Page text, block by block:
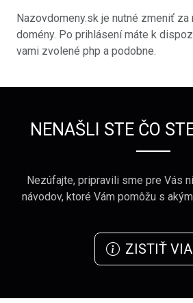
Nazovdomeny.sk je nutné zmeniť za
domény. Po prihlásení máte k
vami zvolené php a podobne.
NENAŠLI STE ČO
Nezúfajte, pripravili sme pre Vás
návodov, ktoré Vám pomôžu s
ZISTIŤ